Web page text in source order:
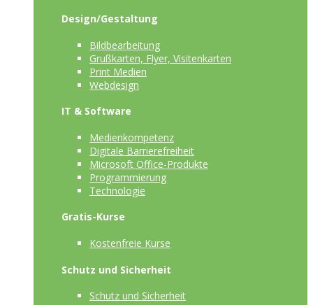
Design/Gestaltung
Bildbearbeitung
Grußkarten, Flyer, Visitenkarten
Print Medien
Webdesign
IT & Software
Medienkompetenz
Digitale Barrierefreiheit
Microsoft Office-Produkte
Programmierung
Technologie
Gratis-Kurse
Kostenfreie Kurse
Schutz und Sicherheit
Schutz und Sicherheit